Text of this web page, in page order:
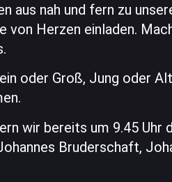
aus nah und fern zu
von Herzen einladen.
oder Groß, Jung oder
wir bereits um 9.45
Bruderschaft,